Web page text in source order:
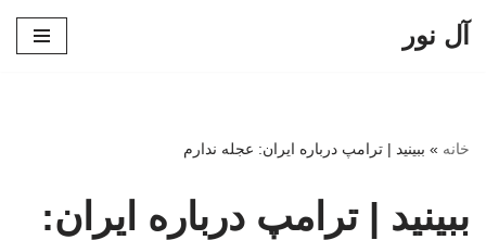
آل نور
خانه » ببینید | ترامپ درباره ایران: عجله ندارم
ببینید | ترامپ درباره ایران: